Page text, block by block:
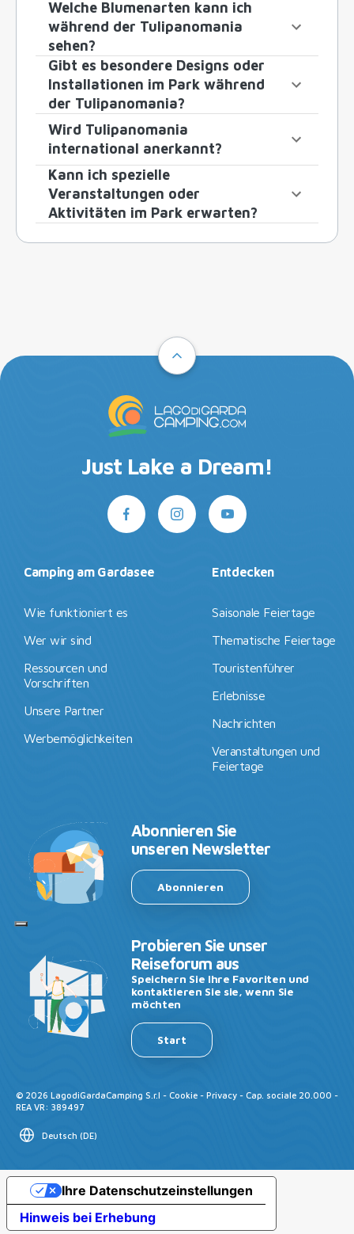
Welche Blumenarten kann ich
während der Tulipanomania
sehen?
Gibt es besondere Designs oder
Installationen im Park während
der Tulipanomania?
Wird Tulipanomania
international anerkannt?
Kann ich spezielle
Veranstaltungen oder
Aktivitäten im Park erwarten?
Just Lake a Dream!
Camping am Gardasee
Wie funktioniert es
Wer wir sind
Ressourcen und
Vorschriften
Unsere Partner
Werbemöglichkeiten
Entdecken
Saisonale Feiertage
Thematische Feiertage
Touristenführer
Erlebnisse
Nachrichten
Veranstaltungen und
Feiertage
Abonnieren Sie
unseren Newsletter
Abonnieren
Probieren Sie unser
Reiseforum aus
Speichern Sie Ihre Favoriten und
kontaktieren Sie sie, wenn Sie
möchten
Start
© 2026 LagodiGardaCamping S.r.l - Cookie - Privacy - Cap. sociale 20.000 -
REA VR: 389497
Deutsch (DE)
Hinweis bei Erhebung
Ihre Datenschutzeinstellungen